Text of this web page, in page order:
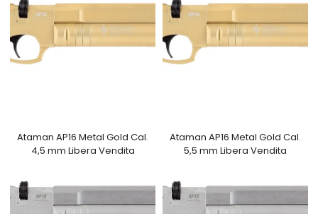
Ataman AP16 Metal Gold Cal.
4,5 mm Libera Vendita
Ataman AP16 Metal Gold Cal.
5,5 mm Libera Vendita